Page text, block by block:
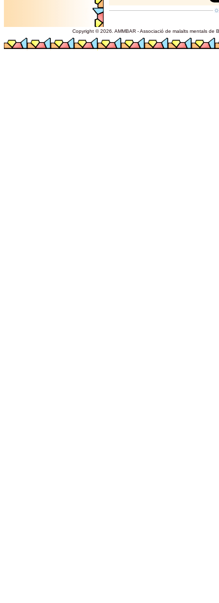
Copyright © 2026. AMMBAR - Associació de malalts mentals de